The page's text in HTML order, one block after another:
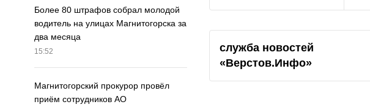
Более 80 штрафов собрал молодой
водитель на улицах Магнитогорска за
два месяца
15:52
Магнитогорский прокурор провёл
приём сотрудников АО
служба новостей
«Верстов.Инфо»